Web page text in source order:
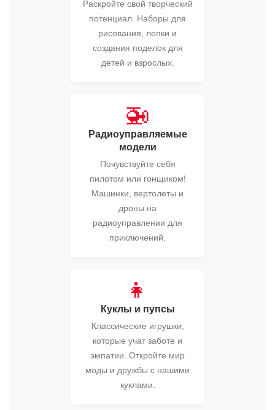
Раскройте свой творческий
потенциал. Наборы для
рисования, лепки и
создания поделок для
детей и взрослых.
🚁
Радиоуправляемые
модели
Почувствуйте себя
пилотом или гонщиком!
Машинки, вертолеты и
дроны на
радиоуправлении для
приключений.
👧
Куклы и пупсы
Классические игрушки,
которые учат заботе и
эмпатии. Откройте мир
моды и дружбы с нашими
куклами.